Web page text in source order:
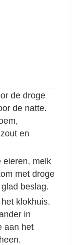
de droge
de natte.
en
eieren, melk
met droge
beslag.
klokhuis.
in
aan het